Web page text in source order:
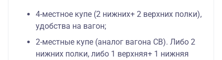
4-местное купе (2 нижних+ 2 верхних полки),
удобства на вагон;
2-местные купе (аналог вагона СВ). Либо 2
нижних полки, либо 1 верхняя+ 1 нижняя